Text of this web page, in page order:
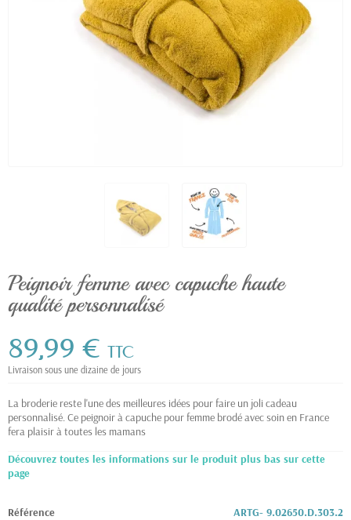
Peignoir femme avec capuche haute
qualité personnalisé
89,99 € TTC
Livraison sous une dizaine de jours
La broderie reste l'une des meilleures idées pour faire un joli cadeau
personnalisé. Ce peignoir à capuche pour femme brodé avec soin en France
fera plaisir à toutes les mamans
Découvrez toutes les informations sur le produit plus bas sur cette
page
Référence ARTG- 9.02650.D.303.2